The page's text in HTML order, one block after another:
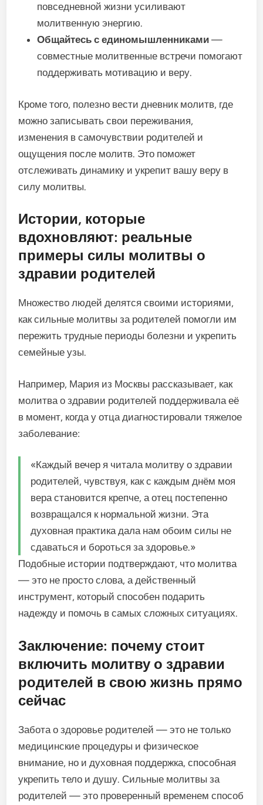
повседневной жизни усиливают
молитвенную энергию.
Общайтесь с единомышленниками —
совместные молитвенные встречи помогают
поддерживать мотивацию и веру.
Кроме того, полезно вести дневник молитв, где
можно записывать свои переживания,
изменения в самочувствии родителей и
ощущения после молитв. Это поможет
отслеживать динамику и укрепит вашу веру в
силу молитвы.
Истории, которые
вдохновляют: реальные
примеры силы молитвы о
здравии родителей
Множество людей делятся своими историями,
как сильные молитвы за родителей помогли им
пережить трудные периоды болезни и укрепить
семейные узы.
Например, Мария из Москвы рассказывает, как
молитва о здравии родителей поддерживала её
в момент, когда у отца диагностировали тяжелое
заболевание:
«Каждый вечер я читала молитву о здравии
родителей, чувствуя, как с каждым днём моя
вера становится крепче, а отец постепенно
возвращался к нормальной жизни. Эта
духовная практика дала нам обоим силы не
сдаваться и бороться за здоровье.»
Подобные истории подтверждают, что молитва
— это не просто слова, а действенный
инструмент, который способен подарить
надежду и помочь в самых сложных ситуациях.
Заключение: почему стоит
включить молитву о здравии
родителей в свою жизнь прямо
сейчас
Забота о здоровье родителей — это не только
медицинские процедуры и физическое
внимание, но и духовная поддержка, способная
укрепить тело и душу. Сильные молитвы за
родителей — это проверенный временем способ